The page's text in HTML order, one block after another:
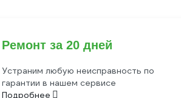
Ремонт за 20 дней
Устраним любую неисправность по
гарантии в нашем сервисе
Подробнее